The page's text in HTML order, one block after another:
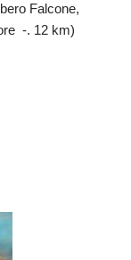
Falcone,
-. 12 km)